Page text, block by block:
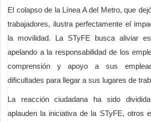
El colapso de la Línea A del Metro, que
trabajadores, ilustra perfectamente el
la movilidad. La STyFE busca aliviar
apelando a la responsabilidad de los
comprensión y apoyo a sus
dificultades para llegar a sus lugares de
La reacción ciudadana ha sido
aplauden la iniciativa de la STyFE, otros